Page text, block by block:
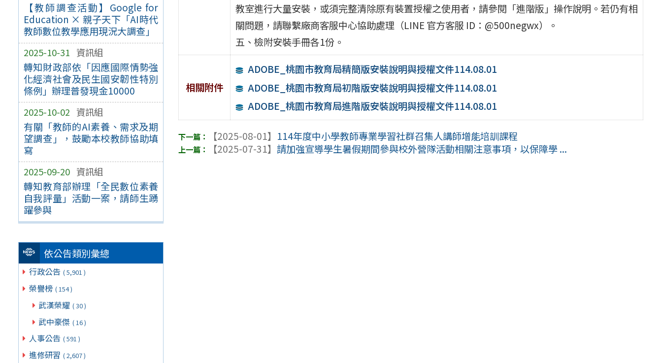
【教師調查活動】Google for
Education × 親子天下「AI時代
教師數位教學應用現況大調查」
2025-10-31 資訊組
轉知財政部依「因應國際情勢強
化經濟社會及民生國安韌性特別
條例」辦理普發現金10000
2025-10-02 資訊組
有關「教師的AI素養、需求及期
望調查」，鼓勵本校教師協助填
寫
2025-09-20 資訊組
轉知教育部辦理「全民數位素養
自我評量」活動一案，請師生踴
躍參與
依公告類別彙總
行政公告 ( 5,901 )
榮譽榜 ( 154 )
武漢榮耀 ( 30 )
武中豪傑 ( 16 )
人事公告 ( 591 )
進修研習 ( 2,607 )
教室進行大量安裝，或須完整清除原有裝置授權之使用者，請參閱「進階版」操作說明。若仍有相
關問題，請聯繫廠商客服中心協助處理（LINE 官方客服 ID：@500negwx）。
五、檢附安裝手冊各1份。
相關附件
ADOBE_桃園市教育局精簡版安裝說明與授權文件114.08.01
ADOBE_桃園市教育局初階版安裝說明與授權文件114.08.01
ADOBE_桃園市教育局進階版安裝說明與授權文件114.08.01
【2025-08-01】 114年度中小學教師專業學習社群召集人講師增能培訓課程
【2025-07-31】 請加強宣導學生暑假期間參與校外營隊活動相關注意事項，以保障學 ...